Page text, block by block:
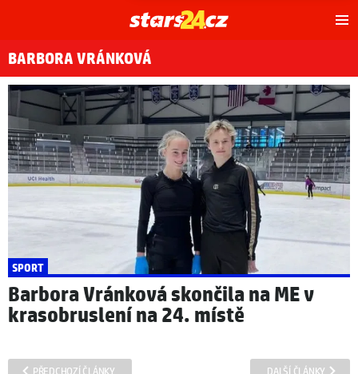
BARBORA VRÁNKOVÁ
SPORT
Barbora Vránková skončila na ME v
krasobruslení na 24. místě